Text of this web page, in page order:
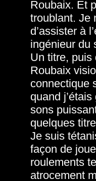
Roubaix. Et
troublant. Je
d’assister à
ingénieur du
Un titre, puis
Roubaix
connectique
quand
sons
quelques
Je suis
façon de
roulements
atrocement